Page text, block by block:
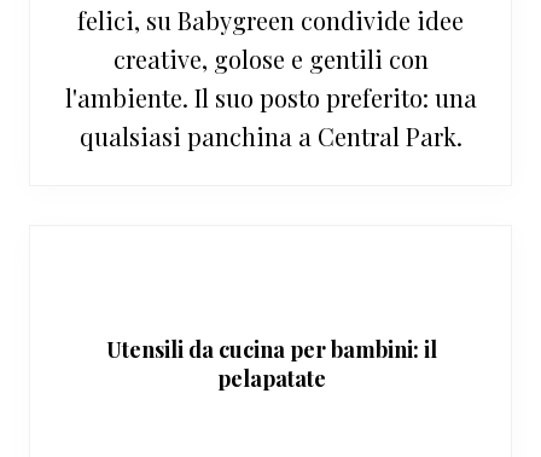
felici, su Babygreen condivide idee
creative, golose e gentili con
l'ambiente. Il suo posto preferito: una
qualsiasi panchina a Central Park.
Utensili da cucina per bambini: il
pelapatate